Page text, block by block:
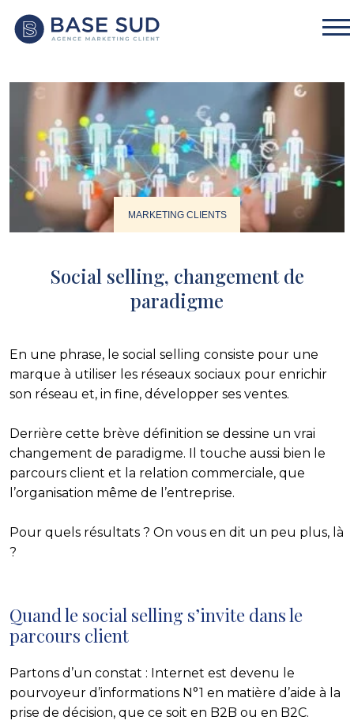
MARKETING CLIENTS
Social selling, changement de
paradigme
En une phrase, le social selling consiste pour une
marque à utiliser les réseaux sociaux pour enrichir
son réseau et, in fine, développer ses ventes.
Derrière cette brève définition se dessine un vrai
changement de paradigme. Il touche aussi bien le
parcours client et la relation commerciale, que
l’organisation même de l’entreprise.
Pour quels résultats ? On vous en dit un peu plus, là
?
Quand le social selling s’invite dans le
parcours client
Partons d’un constat : Internet est devenu le
pourvoyeur d’informations N°1 en matière d’aide à la
prise de décision, que ce soit en B2B ou en B2C.